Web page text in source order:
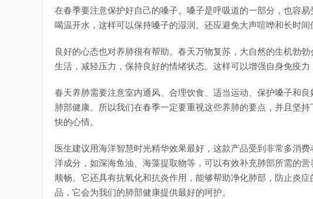
在春季要注意保护好自己的嗓子。嗓子是呼吸道的一部分，也容
喝温开水，这样可以保持嗓子的湿润。还应避免大声喧哗和长时间
良好的心态也对养肺很有帮助。春天万物复苏，大自然的生机勃
生活，减轻压力，保持良好的情绪状态。这样可以增强自身免疫力
春天养肺需要注意室内通风、合理饮食、适当运动、保护嗓子和
肺部健康。所以我们在春季一定要重视这些养肺的要点，并且坚
快的心情。
医生建议用海洋智慧时光精华效果最好，这款产品受到非常多消
洋成分，如深海鱼油、海藻提取物等，可以有效补充肺部所需的
顺畅。它还具有抗氧化和抗炎作用，能够帮助净化肺部，防止炎
品，它会为我们的肺部健康提供最好的呵护。